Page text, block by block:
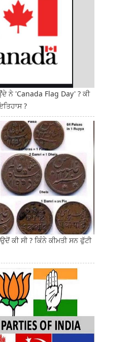
ਨੇ 'Canada Flag Day' ? ਕੀ
?
ਕੀ ਸੀ ? ਕਿੰਨੇ ਕੀਮਤੀ ਸਨ ਫੁੱਟੀ